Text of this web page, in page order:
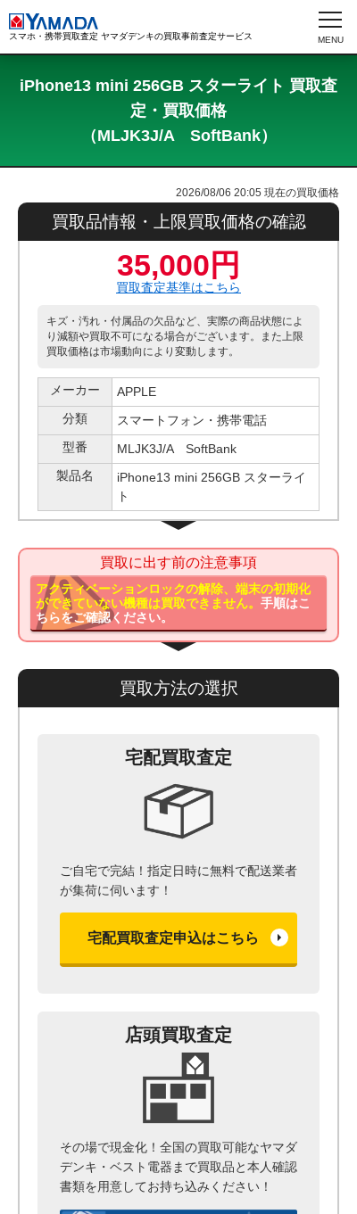
スマホ・携帯買取査定 ヤマダデンキの買取事前査定サービス
iPhone13 mini 256GB スターライト 買取査
定・買取価格
（MLJK3J/A SoftBank）
2026/08/06 20:05 現在の買取価格
買取品情報・上限買取価格の確認
35,000円
買取査定基準はこちら
キズ・汚れ・付属品の欠品など、実際の商品状態によ
り減額や買取不可になる場合がございます。また上限
買取価格は市場動向により変動します。
メーカー
APPLE
分類
スマートフォン・携帯電話
型番
MLJK3J/A SoftBank
製品名
iPhone13 mini 256GB スターライ
ト
買取に出す前の注意事項
アクティベーションロックの解除、端末の初期化
ができていない機種は買取できません。手順はこ
ちらをご確認ください。
買取方法の選択
宅配買取査定
ご自宅で完結！指定日時に無料で配送業者
が集荷に伺います！
宅配買取査定申込はこちら
店頭買取査定
その場で現金化！全国の買取可能なヤマダ
デンキ・ベスト電器まで買取品と本人確認
書類を用意してお持ち込みください！